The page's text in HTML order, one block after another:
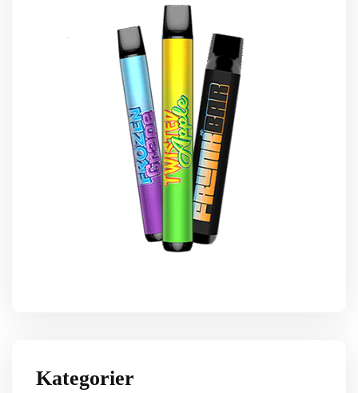
Kategorier